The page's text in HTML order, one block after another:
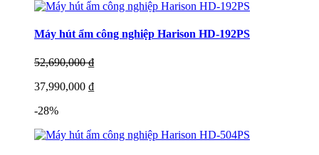
Máy hút ẩm công nghiệp Harison HD-192PS
52,690,000 ₫
37,990,000 ₫
-28%